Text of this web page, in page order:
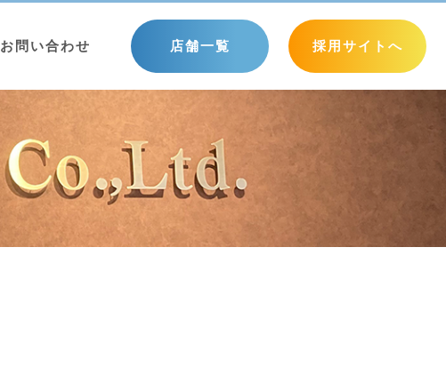
お問い合わせ 店舗一覧 採用サイトへ